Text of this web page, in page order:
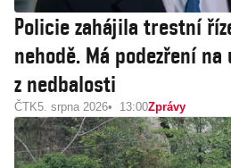
Policie zahájila trestní
nehodě. Má podezření
z nedbalosti
ČTK5. srpna 2026 13:00Zprávy